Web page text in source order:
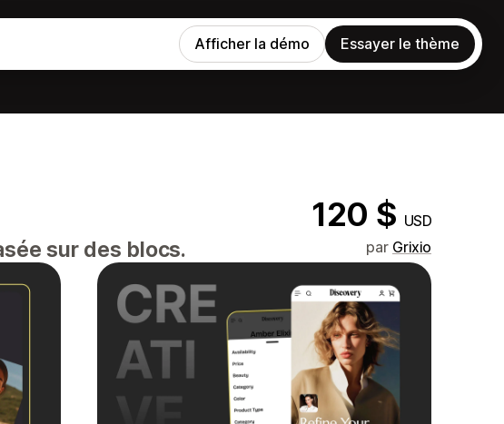
Afficher la démo Essayer le thème
120 $ USD
sur des blocs. par Grixio